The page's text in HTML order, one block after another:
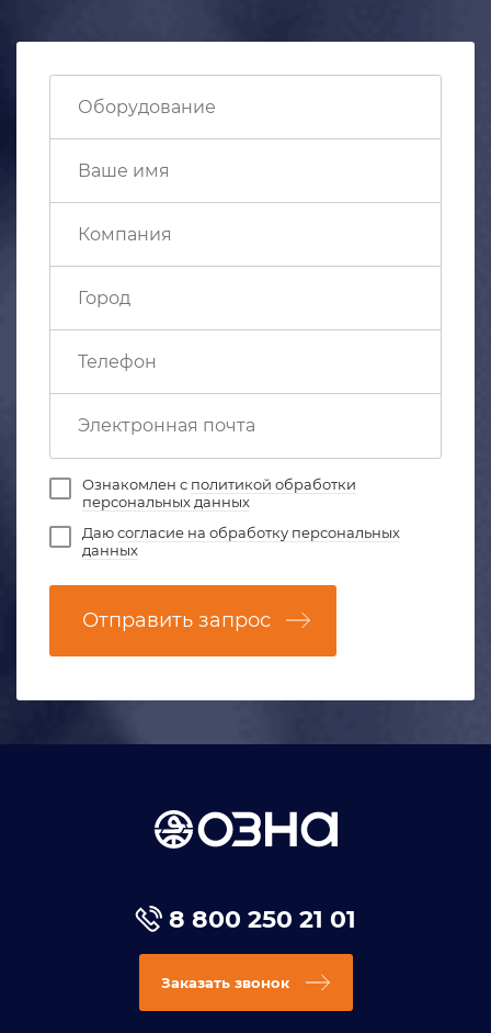
Ознакомлен с политикой обработки
персональных данных
Даюсогласие на обработку персональных
данных
Отправить запрос
8 800 250 21 01
Заказать звонок